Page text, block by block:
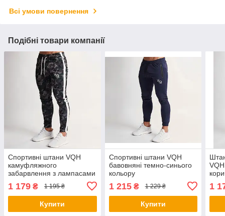
Всі умови повернення
Подібні товари компанії
Спортивні штани VQH
камуфляжного
забарвлення з лампасами
1 179 ₴ 1 195 ₴
Купити
Спортивні штани VQH
бавовняні темно-синього
кольору
1 215₴ 1 229 ₴
Купити
1